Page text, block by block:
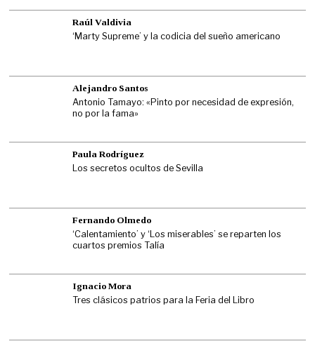
Raúl Valdivia
‘Marty Supreme’ y la codicia del sueño americano
Alejandro Santos
Antonio Tamayo: «Pinto por necesidad de expresión,
no por la fama»
Paula Rodríguez
Los secretos ocultos de Sevilla
Fernando Olmedo
‘Calentamiento’ y ‘Los miserables’ se reparten los
cuartos premios Talía
Ignacio Mora
Tres clásicos patrios para la Feria del Libro